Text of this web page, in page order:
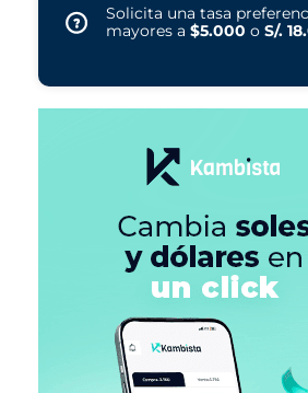
Solicita una tasa
mayores a $5.000 o S/.